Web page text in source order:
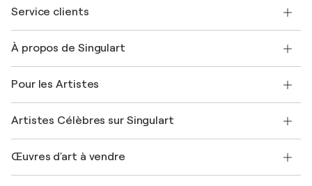
Service clients
Expédition
Offrir une carte cadeau
Rejoignez notre programme commercial
Mon compte
+33 1 76 44 06 42
À propos de Singulart
FAQ
Magazine Singulart
Emplois
Découvrez une sélection d'art original
Pour les Artistes
Se connecter en tant qu'Artiste
Artistes Célèbres sur Singulart
Marc Chagall
Œuvres d'art à vendre